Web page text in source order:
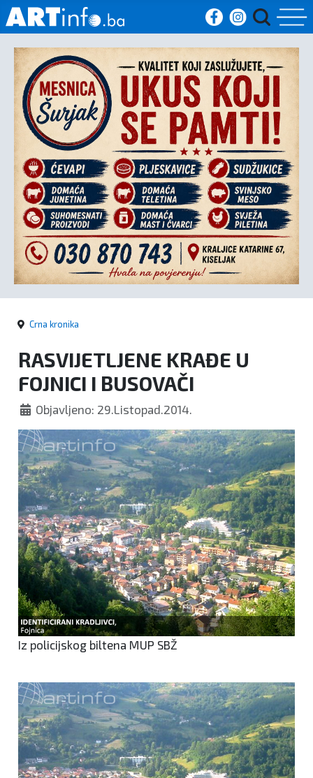
Početna
Vijesti
Sport
Kultura
Crna
kronika
Politika
Crna kronika
RASVIJETLJENE KRAĐE U
FOJNICI I BUSOVAČI
Objavljeno: 29.Listopad.2014.
Iz policijskog biltena MUP SBŽ